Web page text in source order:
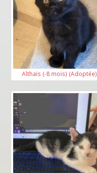
Althaïs (-8 mois) (Adoptée)